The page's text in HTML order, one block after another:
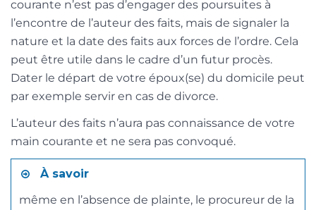
courante n’est pas d’engager des poursuites à
l’encontre de l’auteur des faits, mais de signaler la
nature et la date des faits aux forces de l’ordre. Cela
peut être utile dans le cadre d’un futur procès.
Dater le départ de votre époux(se) du domicile peut
par exemple servir en cas de divorce.
L’auteur des faits n’aura pas connaissance de votre
main courante et ne sera pas convoqué.
À savoir
même en l’absence de plainte, le procureur de la